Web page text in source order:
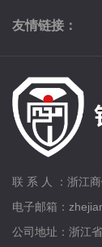
友情链接：
联 系 人 ：浙江
电子邮箱：
公司地址：浙江